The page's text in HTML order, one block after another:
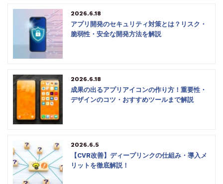
2026.6.18
アプリ開発のセキュリティ対策とは？リスク・
脆弱性・安全な開発方法を解説
2026.6.18
成果の出るアプリアイコンの作り方！重要性・
デザインのコツ・おすすめツールまで解説
2026.6.5
【CVR改善】ディープリンクの仕組み・導入メ
リットを徹底解説！